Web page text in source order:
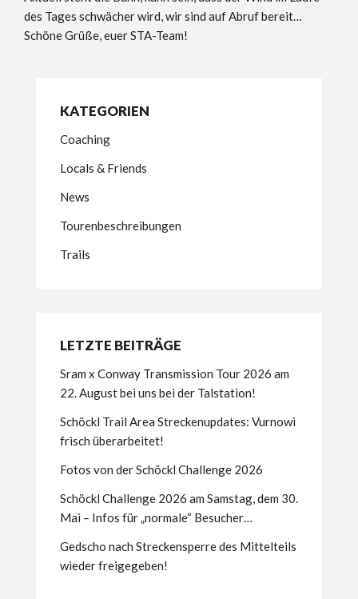
des Tages schwächer wird, wir sind auf Abruf bereit…
Schöne Grüße, euer STA-Team!
KATEGORIEN
Coaching
Locals & Friends
News
Tourenbeschreibungen
Trails
LETZTE BEITRÄGE
Sram x Conway Transmission Tour 2026 am
22. August bei uns bei der Talstation!
Schöckl Trail Area Streckenupdates: Vurnowi
frisch überarbeitet!
Fotos von der Schöckl Challenge 2026
Schöckl Challenge 2026 am Samstag, dem 30.
Mai – Infos für „normale“ Besucher…
Gedscho nach Streckensperre des Mittelteils
wieder freigegeben!